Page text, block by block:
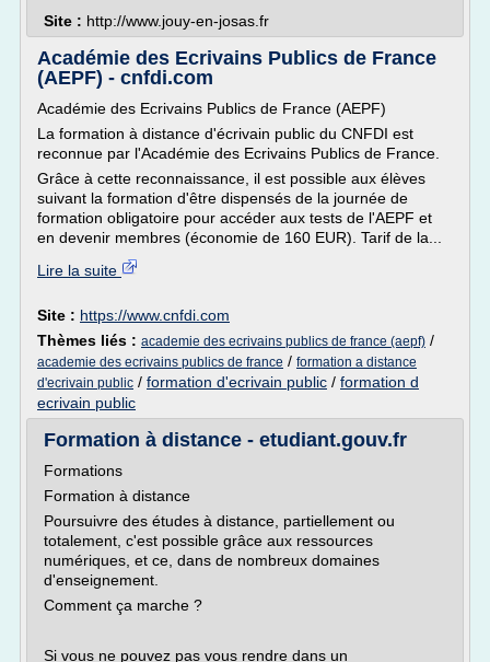
Site : http://www.jouy-en-josas.fr
Académie des Ecrivains Publics de France
(AEPF) - cnfdi.com
Académie des Ecrivains Publics de France (AEPF)
La formation à distance d'écrivain public du CNFDI est
reconnue par l'Académie des Ecrivains Publics de France.
Grâce à cette reconnaissance, il est possible aux élèves
suivant la formation d'être dispensés de la journée de
formation obligatoire pour accéder aux tests de l'AEPF et
en devenir membres (économie de 160 EUR). Tarif de la...
Lire la suite
Site : https://www.cnfdi.com
Thèmes liés : academie des ecrivains publics de france (aepf) /
academie des ecrivains publics de france / formation a distance
d'ecrivain public / formation d'ecrivain public / formation d
ecrivain public
Formation à distance - etudiant.gouv.fr
Formations
Formation à distance
Poursuivre des études à distance, partiellement ou
totalement, c'est possible grâce aux ressources
numériques, et ce, dans de nombreux domaines
d'enseignement.
Comment ça marche ?
Si vous ne pouvez pas vous rendre dans un